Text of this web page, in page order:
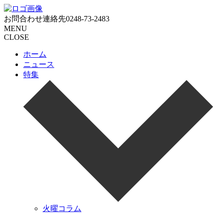
お問合わせ連絡先0248-73-2483
MENU
CLOSE
ホーム
ニュース
特集
火曜コラム